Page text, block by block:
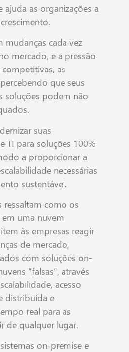
ajuda as organizações a
mudanças cada vez
mercado, e a pressão
as
que seus
soluções podem não
suas
TI para soluções 100%
a proporcionar a
necessárias
sustentável.
ressaltam como os
em uma nuvem
às empresas reagir
de mercado,
com soluções on-
“falsas”, através
acesso
distribuída e
real para as
de qualquer lugar.
on-premise e